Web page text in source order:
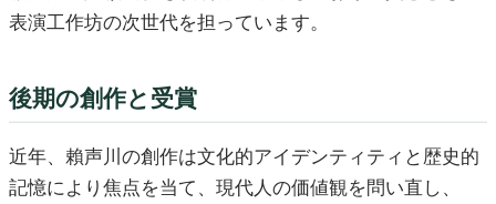
表演工作坊の次世代を担っています。
後期の創作と受賞
近年、賴声川の創作は文化的アイデンティティと歴史的
記憶により焦点を当て、現代人の価値観を問い直し、